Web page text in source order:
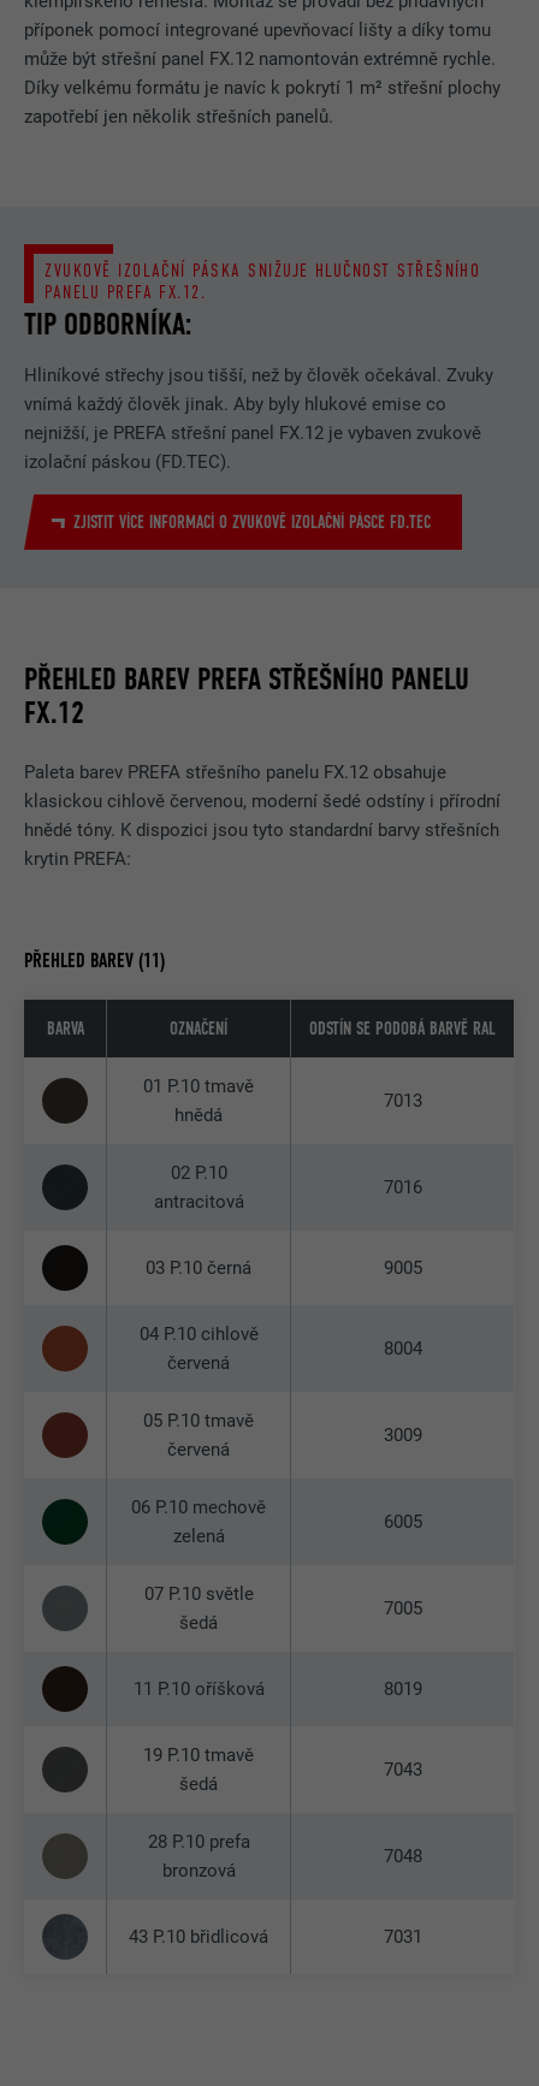
příponek pomocí integrované upevňovací lišty a díky tomu
může být střešní panel FX.12 namontován extrémně rychle.
Díky velkému formátu je navíc k pokrytí 1 m² střešní plochy
zapotřebí jen několik střešních panelů.
TIP ODBORNÍKA:
ZVUKOVĚ IZOLAČNÍ PÁSKA SNIŽUJE HLUČNOST STŘEŠNÍHO
PANELU PREFA FX.12.
Hliníkové střechy jsou tišší, než by člověk očekával. Zvuky
vnímá každý člověk jinak. Aby byly hlukové emise co
nejnižší, je PREFA střešní panel FX.12 je vybaven zvukově
izolační páskou (FD.TEC).
ZJISTIT VÍCE INFORMACÍ O ZVUKOVĚ IZOLAČNÍ PÁSCE FD.TEC
PŘEHLED BAREV PREFA STŘEŠNÍHO PANELU
FX.12
Paleta barev PREFA střešního panelu FX.12 obsahuje
klasickou cihlově červenou, moderní šedé odstíny i přírodní
hnědé tóny. K dispozici jsou tyto standardní barvy střešních
krytin PREFA:
PŘEHLED BAREV (11)
BARVA OZNAČENÍ ODSTÍN SE PODOBÁ BARVĚ RAL
01 P.10 tmavě
hnědá
7013
02 P.10
antracitová
7016
03 P.10 černá 9005
04 P.10 cihlově
červená
8004
05 P.10 tmavě
červená
3009
06 P.10 mechově
zelená
6005
07 P.10 světle
šedá
7005
11 P.10 oříšková 8019
19 P.10 tmavě
šedá
7043
28 P.10 prefa
bronzová
7048
43 P.10 břidlicová 7031